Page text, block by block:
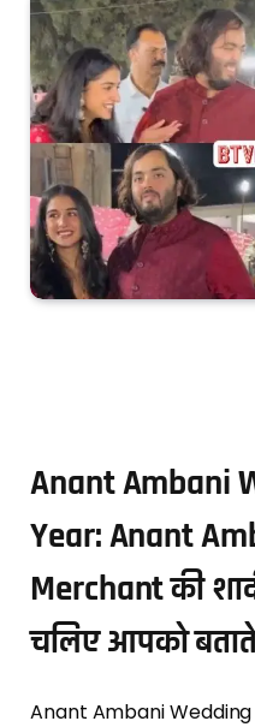
Anant Ambani
Year: Anant
Merchant की
चलिए आपको
Anant Ambani Wedding